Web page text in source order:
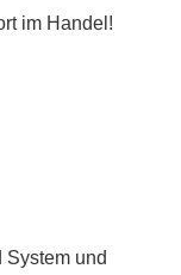
im Handel!
und